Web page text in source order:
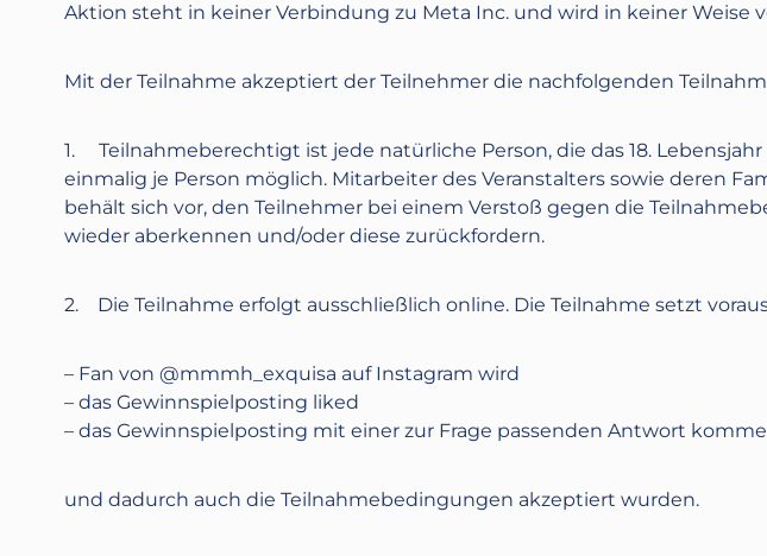
Aktion steht in keiner Verbindung zu Meta Inc. und wird in keiner Weise
Mit der Teilnahme akzeptiert der Teilnehmer die nachfolgenden
1. Teilnahmeberechtigt ist jede natürliche Person, die das 18.
einmalig je Person möglich. Mitarbeiter des Veranstalters sowie deren
behält sich vor, den Teilnehmer bei einem Verstoß gegen die
wieder aberkennen und/oder diese zurückfordern.
2. Die Teilnahme erfolgt ausschließlich online. Die Teilnahme setzt
– Fan von @mmmh_exquisa auf Instagram wird
– das Gewinnspielposting liked
– das Gewinnspielposting mit einer zur Frage passenden Antwort
und dadurch auch die Teilnahmebedingungen akzeptiert wurden.